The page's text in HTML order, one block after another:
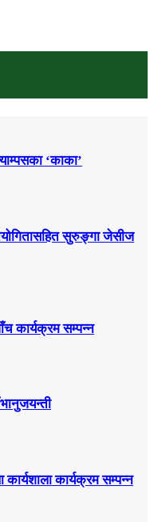
‘काका’
सुरुङ्गा जेसीज
कार्यक्रम सम्पन्न
कार्यशाला कार्यक्रम सम्पन्न